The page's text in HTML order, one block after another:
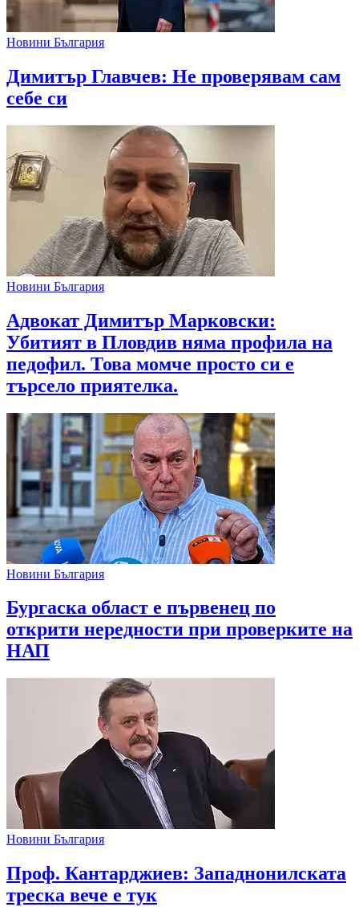
Новини България
Димитър Главчев: Не проверявам сам
себе си
Новини България
Адвокат Димитър Марковски:
Убитият в Пловдив няма профила на
педофил. Това момче просто си е
търсело приятелка.
Новини България
Бургаска област е първенец по
открити нередности при проверките на
НАП
Новини България
Проф. Кантарджиев: Западнонилската
треска вече е тук